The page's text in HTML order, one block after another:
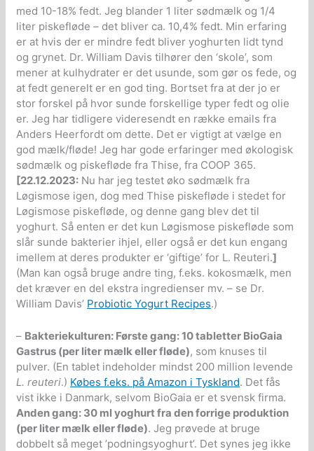
med 10-18% fedt. Jeg blander 1 liter sødmælk og 1/4
liter piskefløde – det bliver ca. 10,4% fedt. Min erfaring
er at hvis der er mindre fedt bliver yoghurten lidt tynd
og grynet. Dr. William Davis tilhører den ‘skole’, som
mener at kulhydrater er det usunde, som gør os fede, og
at fedt generelt er en god ting. Bortset fra at der jo er
stor forskel på hvor sunde forskellige typer fedt og olie
er. Jeg har tidligere videresendt en række emails fra
Anders Heerfordt om dette. Det er vigtigt at vælge en
god mælk/fløde! Jeg har gode erfaringer med økologisk
sødmælk og piskefløde fra Thise, fra COOP 365.
[22.12.2023: Nu har jeg testet øko sødmælk fra
Løgismose igen, dog med Thise piskefløde i stedet for
Løgismose piskefløde, og denne gang blev det til
yoghurt. Så enten er det kun Løgismose piskefløde som
slår sunde bakterier ihjel, eller også er det kun engang
imellem at deres produkter er ‘giftige’ for L. Reuteri.]
(Man kan også bruge andre ting, f.eks. kokosmælk, men
det kræver en del ekstra ingredienser mv. – se Dr.
William Davis’ Probiotic Yogurt Recipes.)
– Bakteriekulturen: Første gang: 10 tabletter BioGaia
Gastrus (per liter mælk eller fløde), som knuses til
pulver. (En tablet indeholder mindst 200 million levende
L. reuteri.) Købes f.eks. på Amazon i Tyskland. Det fås
vist ikke i Danmark, selvom BioGaia er et svensk firma.
Anden gang: 30 ml yoghurt fra den forrige produktion
(per liter mælk eller fløde). Jeg prøvede at bruge
dobbelt så meget ’podningsyoghurt’. Det synes jeg ikke